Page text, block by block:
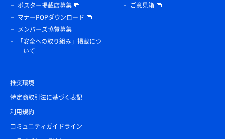
ポスター掲載店募集
マナーPOPダウンロード
メンバーズ協賛募集
「安全への取り組み」掲載につ
いて
ご意見箱
推奨環境
特定商取引法に基づく表記
利用規約
コミュニティガイドライン